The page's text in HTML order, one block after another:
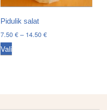
be
chosen
on
the
product
Pidulik salat
7.50 € – 14.50 €Price
ValiThis